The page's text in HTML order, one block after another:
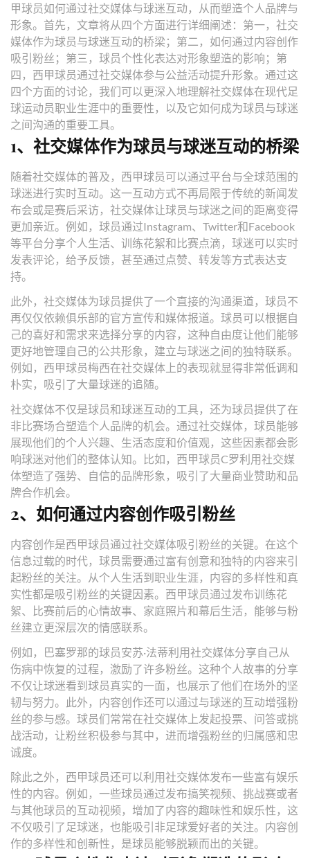
甲球员如何通过社交媒体与球迷互动，从而塑造个人品牌与
形象。首先，文章将从四个方面进行详细阐述：第一，社交
媒体作为球员与球迷互动的桥梁；第二，如何通过内容创作
吸引粉丝；第三，球员个性化表达对形象塑造的影响；第
四，西甲球员通过社交媒体参与公益活动提升形象。通过这
四个方面的讨论，我们可以更深入地理解社交媒体在现代足
球运动员职业生涯中的重要性，以及它如何成为球员与球迷
之间沟通的重要工具。
1、社交媒体作为球员与球迷互动的桥梁
随着社交媒体的普及，西甲球员可以通过平台与全球范围的
球迷进行实时互动。这一互动方式不再局限于传统的新闻发
布会或是赛后采访，社交媒体让球员与球迷之间的距离变得
更加亲近。例如，球员通过Instagram、Twitter和Facebook
等平台分享个人生活、训练花絮和比赛点滴，球迷可以实时
发表评论，给予反馈，甚至通过点赞、转发等方式表达支
持。
此外，社交媒体为球员提供了一个直接的沟通渠道，球员不
再仅仅依赖俱乐部的官方宣传和媒体报道。球员可以根据自
己的喜好和需求来选择分享的内容，这种自由度让他们能够
更好地管理自己的公共形象，建立与球迷之间的独特联系。
例如，西甲球员梅西在社交媒体上的表现就显得非常低调和
朴实，吸引了大量球迷的追随。
社交媒体不仅是球员和球迷互动的工具，还为球员提供了在
非比赛场合塑造个人品牌的机会。通过社交媒体，球员能够
展现他们的个人兴趣、生活态度和价值观，这些因素都会影
响球迷对他们的整体认知。比如，西甲球员C罗利用社交媒
体塑造了强势、自信的品牌形象，吸引了大量商业赞助和品
牌合作机会。
2、如何通过内容创作吸引粉丝
内容创作是西甲球员通过社交媒体吸引粉丝的关键。在这个
信息过载的时代，球员需要通过富有创意和独特的内容来引
起粉丝的关注。从个人生活到职业生涯，内容的多样性和真
实性都是吸引粉丝的关键因素。西甲球员通过发布训练花
絮、比赛前后的心情故事、家庭照片和幕后生活，能够与粉
丝建立更深层次的情感联系。
例如，巴塞罗那的球员安苏·法蒂利用社交媒体分享自己从
伤病中恢复的过程，激励了许多粉丝。这种个人故事的分享
不仅让球迷看到球员真实的一面，也展示了他们在场外的坚
韧与努力。此外，内容创作还可以通过与球迷的互动增强粉
丝的参与感。球员们常常在社交媒体上发起投票、问答或挑
战活动，让粉丝积极参与其中，进而增强粉丝的归属感和忠
诚度。
除此之外，西甲球员还可以利用社交媒体发布一些富有娱乐
性的内容。例如，一些球员通过发布搞笑视频、挑战赛或者
与其他球员的互动视频，增加了内容的趣味性和娱乐性，这
不仅吸引了足球迷，也能吸引非足球爱好者的关注。内容创
作的多样性和创新性，是球员能够脱颖而出的关键。